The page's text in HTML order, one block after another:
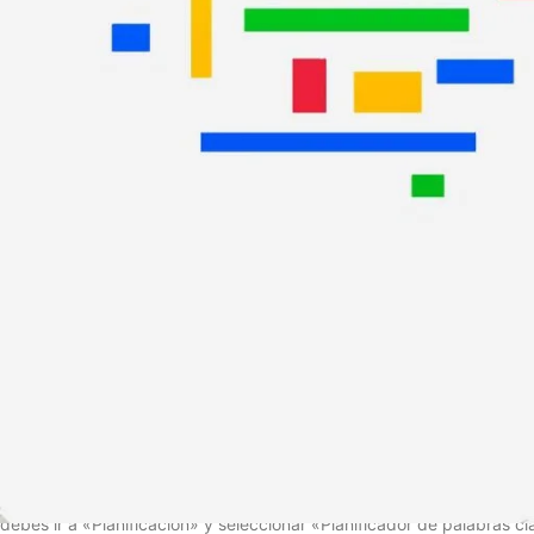
debes ir a «Planificación» y seleccionar «Planificador de palabras